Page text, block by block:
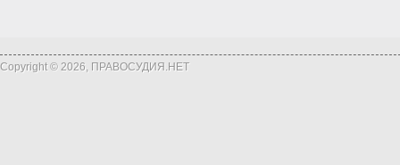
Copyright © 2026, ПРАВОСУДИЯ.НЕТ